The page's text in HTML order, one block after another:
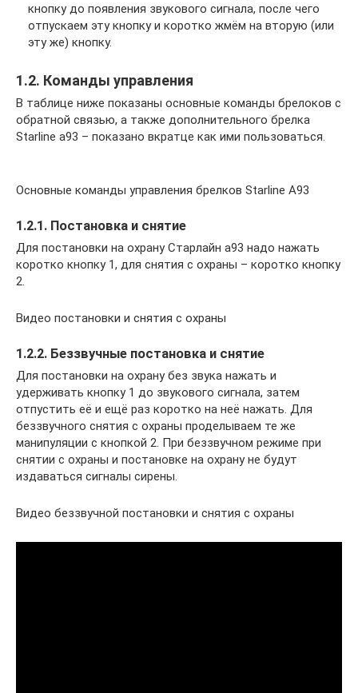
кнопку до появления звукового сигнала, после чего
отпускаем эту кнопку и коротко жмём на вторую (или
эту же) кнопку.
1.2. Команды управления
В таблице ниже показаны основные команды брелоков с
обратной связью, а также дополнительного брелка
Starline a93 – показано вкратце как ими пользоваться.
Основные команды управления брелков Starline A93
1.2.1. Постановка и снятие
Для постановки на охрану Старлайн а93 надо нажать
коротко кнопку 1, для снятия с охраны – коротко кнопку
2.
Видео постановки и снятия с охраны
1.2.2. Беззвучные постановка и снятие
Для постановки на охрану без звука нажать и
удерживать кнопку 1 до звукового сигнала, затем
отпустить её и ещё раз коротко на неё нажать. Для
беззвучного снятия с охраны проделываем те же
манипуляции с кнопкой 2. При беззвучном режиме при
снятии с охраны и постановке на охрану не будут
издаваться сигналы сирены.
Видео беззвучной постановки и снятия с охраны